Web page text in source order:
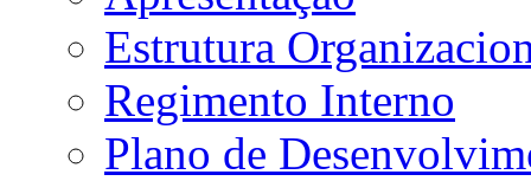
Estrutura
Regimento Interno
Plano de